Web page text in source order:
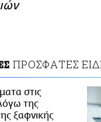
ΠΡΟΣΦΑΤΕΣ
στις
της
ξαφνικής